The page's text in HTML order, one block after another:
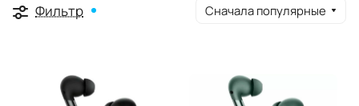
Фильтр Сначала популярные